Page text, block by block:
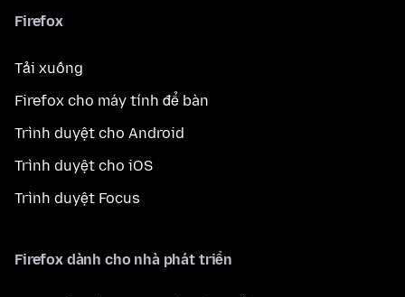
Firefox
Tải xuống
Firefox cho máy tính để bàn
Trình duyệt cho Android
Trình duyệt cho iOS
Trình duyệt Focus
Firefox dành cho nhà phát triển